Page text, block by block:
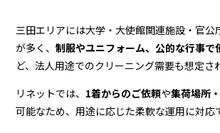
三田エリアには大学・大使館関連施設・官公
が多く、 制服やユニフォーム、公的な行事で
ど、法人用途でのクリーニング需要も想定さ
リネットでは、 1着からのご依頼や集荷場所
可能なため、用途に応じた柔軟な運用に対応